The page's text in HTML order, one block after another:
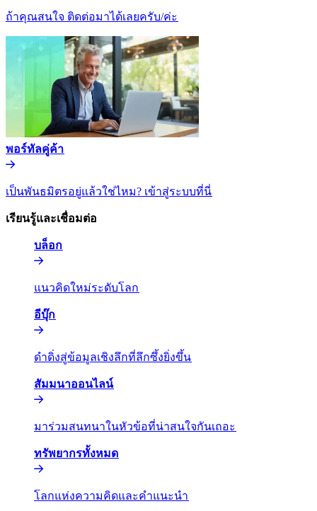
ถ้าคุณสนใจ ติดต่อมาได้เลยครับ/ค่ะ​​
พอร์ทัลคู่ค้า​​
เป็นพันธมิตรอยู่แล้วใช่ไหม? เข้าสู่ระบบที่นี่​​
เรียนรู้และเชื่อมต่อ​​
บล็อก​​
แนวคิดใหม่ระดับโลก​​
อีบุ๊ก​​
ดำดิ่งสู่ข้อมูลเชิงลึกที่ลึกซึ้งยิ่งขึ้น​​
สัมมนาออนไลน์​​
มาร่วมสนทนาในหัวข้อที่น่าสนใจกันเถอะ​​
ทรัพยากรทั้งหมด​​
โลกแห่งความคิดและคำแนะนำ​​